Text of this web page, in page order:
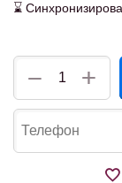
⌛
+
−